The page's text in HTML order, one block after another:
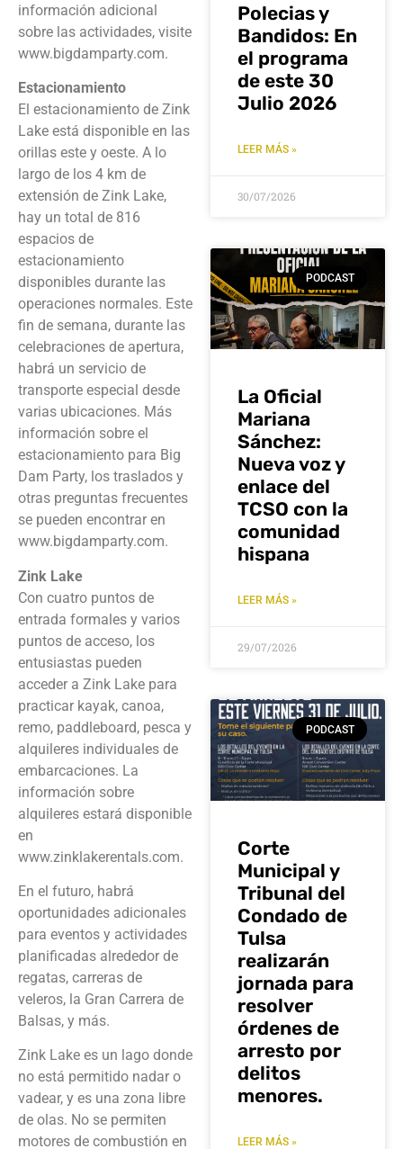
información adicional
sobre las actividades, visite
www.bigdamparty.com.
Estacionamiento
El estacionamiento de Zink
Lake está disponible en las
orillas este y oeste. A lo
largo de los 4 km de
extensión de Zink Lake,
hay un total de 816
espacios de
estacionamiento
disponibles durante las
operaciones normales. Este
fin de semana, durante las
celebraciones de apertura,
habrá un servicio de
transporte especial desde
varias ubicaciones. Más
información sobre el
estacionamiento para Big
Dam Party, los traslados y
otras preguntas frecuentes
se pueden encontrar en
www.bigdamparty.com.
Zink Lake
Con cuatro puntos de
entrada formales y varios
puntos de acceso, los
entusiastas pueden
acceder a Zink Lake para
practicar kayak, canoa,
remo, paddleboard, pesca y
alquileres individuales de
embarcaciones. La
información sobre
alquileres estará disponible
en
www.zinklakerentals.com.
En el futuro, habrá
oportunidades adicionales
para eventos y actividades
planificadas alrededor de
regatas, carreras de
veleros, la Gran Carrera de
Balsas, y más.
Zink Lake es un lago donde
no está permitido nadar o
vadear, y es una zona libre
de olas. No se permiten
motores de combustión en
Polecias y
Bandidos: En
el programa
de este 30
Julio 2026
LEER MÁS »
30/07/2026
PODCAST
La Oficial
Mariana
Sánchez:
Nueva voz y
enlace del
TCSO con la
comunidad
hispana
LEER MÁS »
29/07/2026
PODCAST
Corte
Municipal y
Tribunal del
Condado de
Tulsa
realizarán
jornada para
resolver
órdenes de
arresto por
delitos
menores.
LEER MÁS »